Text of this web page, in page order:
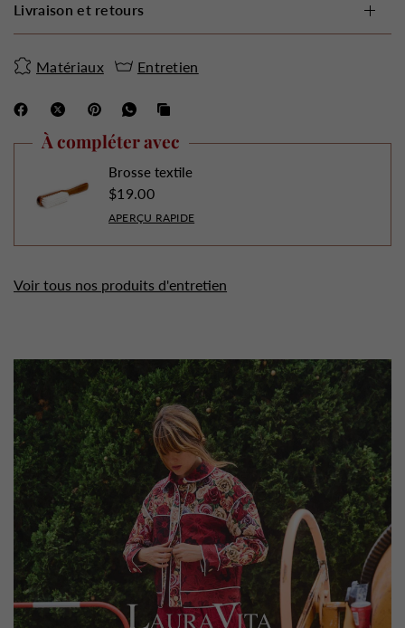
Livraison et retours
Matériaux Entretien
À compléter avec
Brosse textile
$19.00
APERÇU RAPIDE
Voir tous nos produits d'entretien